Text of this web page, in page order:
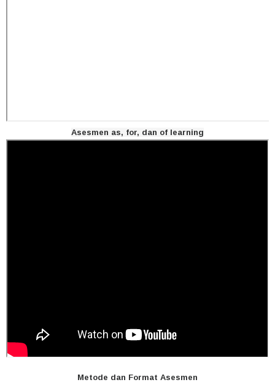
Asesmen as, for, dan of learning
Metode dan Format Asesmen